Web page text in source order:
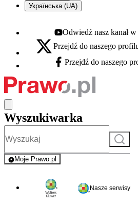
Українська (UA)
Youtube - otwiera się w nowej
Odwiedź nasz kanał
X - otwiera się w nowej karcie
Przejdź do naszego
Facebook - otwiera się w nowej
Przejdź do naszego
Wyszukiwarka
Szukaj
Moje Prawo.pl
- rejestracja i logowanie do serwisu
Nasze serwisy